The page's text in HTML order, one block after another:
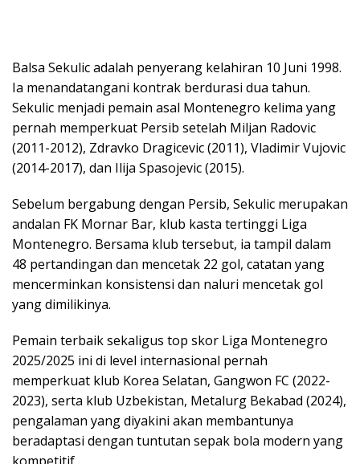
Balsa Sekulic adalah penyerang kelahiran 10 Juni 1998.
Ia menandatangani kontrak berdurasi dua tahun.
Sekulic menjadi pemain asal Montenegro kelima yang
pernah memperkuat Persib setelah Miljan Radovic
(2011-2012), Zdravko Dragicevic (2011), Vladimir Vujovic
(2014-2017), dan Ilija Spasojevic (2015).
Sebelum bergabung dengan Persib, Sekulic merupakan
andalan FK Mornar Bar, klub kasta tertinggi Liga
Montenegro. Bersama klub tersebut, ia tampil dalam
48 pertandingan dan mencetak 22 gol, catatan yang
mencerminkan konsistensi dan naluri mencetak gol
yang dimilikinya.
Pemain terbaik sekaligus top skor Liga Montenegro
2025/2025 ini di level internasional pernah
memperkuat klub Korea Selatan, Gangwon FC (2022-
2023), serta klub Uzbekistan, Metalurg Bekabad (2024),
pengalaman yang diyakini akan membantunya
beradaptasi dengan tuntutan sepak bola modern yang